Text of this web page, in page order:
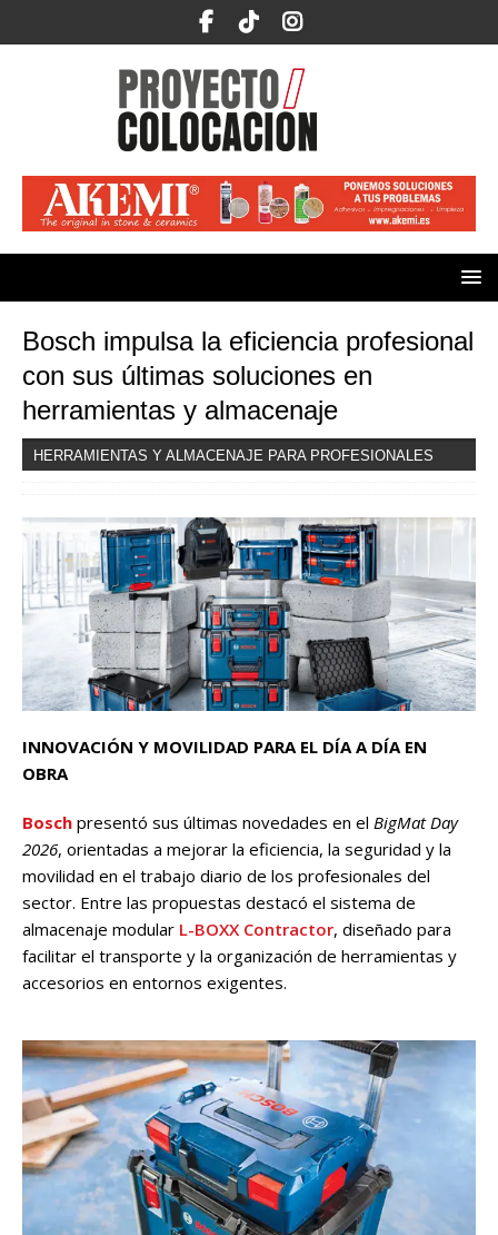
Bosch impulsa la eficiencia profesional
con sus últimas soluciones en
herramientas y almacenaje
HERRAMIENTAS Y ALMACENAJE PARA PROFESIONALES
INNOVACIÓN Y MOVILIDAD PARA EL DÍA A DÍA EN
OBRA
Bosch presentó sus últimas novedades en el BigMat Day
2026, orientadas a mejorar la eficiencia, la seguridad y la
movilidad en el trabajo diario de los profesionales del
sector. Entre las propuestas destacó el sistema de
almacenaje modular L-BOXX Contractor, diseñado para
facilitar el transporte y la organización de herramientas y
accesorios en entornos exigentes.